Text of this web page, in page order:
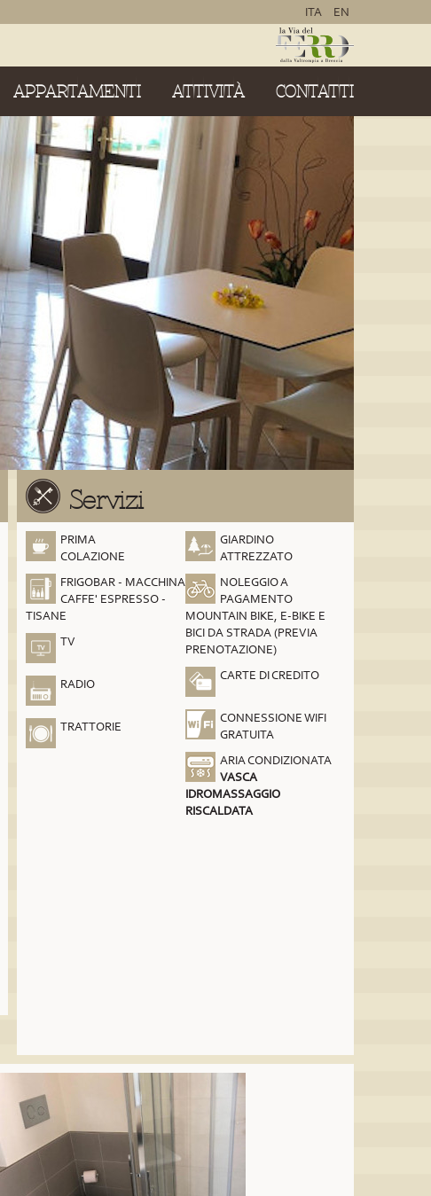
ITA EN
APPARTAMENTI ATTIVITÀ CONTATTI
Servizi
PRIMA
COLAZIONE
FRIGOBAR - MACCHINA
CAFFE' ESPRESSO -
TISANE
TV
RADIO
TRATTORIE
GIARDINO
ATTREZZATO
NOLEGGIO A
PAGAMENTO
MOUNTAIN BIKE, E-BIKE E
BICI DA STRADA (PREVIA
PRENOTAZIONE)
CARTE DI CREDITO
CONNESSIONE WIFI
GRATUITA
ARIA CONDIZIONATA
VASCA
IDROMASSAGGIO
RISCALDATA